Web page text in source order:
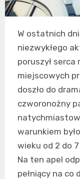
W ostatnich
niezwykłego
poruszył serca
miejscowych
doszło do
czworonożny
warunkiem
wieku od 2 do
Na ten apel
pełniący na